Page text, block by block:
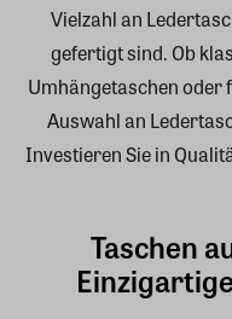
Vielzahl an
gefertigt sind. Ob
Umhängetaschen oder
Auswahl an
Investieren Sie in
Taschen